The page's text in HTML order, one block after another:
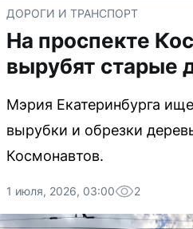
ДОРОГИ И ТРАНСПОРТ
На проспекте
вырубят старые
Мэрия Екатеринбурга
вырубки и обрезки
Космонавтов.
1 июля, 2026, 03:00 2